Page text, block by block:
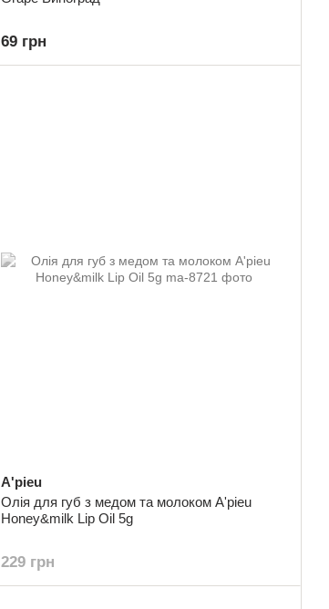
69 грн
A'pieu
Олія для губ з медом та молоком A'pieu
Honey&milk Lip Oil 5g
229 грн